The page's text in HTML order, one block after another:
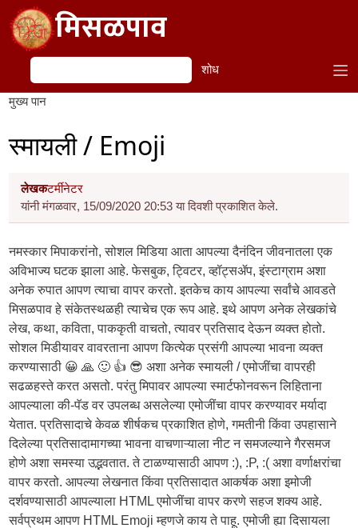
Skip to main contentमिसळपाव
शोध शोध
मुख्य पान
स्मायली / Emoji
लेखकटर्मीनेटर
यांनी मंगळवार, 15/09/2020 20:53 या दिवशी प्रकाशित केले.
नमस्कार मिपाकरांनो, सोशल मिडिया आता आपल्या दैनंदिन जीवनातला एक
अविभाज्य घटक झाला आहे. फेसबुक, ट्विटर, व्हॉट्सॲप, इंस्टाग्राम अशा
अनेक रुपात आपण त्याचा वापर करतो. इतकेच काय आपल्या सर्वांचे आवडते
मिसळपाव हे संकेतस्थळही त्याचेच एक रूप आहे. इथे आपण अनेक लेखकांचे
लेख, कथा, कविता, पाककृती वाचतो, त्यावर प्रतिसाद देऊन व्यक्त होतो.
सोशल मिडीयावर वावरताना आपण कित्येक प्रसंगी आपल्या भावना व्यक्त
करण्यासाठी 😀 🙏 🙂 👍 😎 अशा अनेक स्मायली / एमोजींचा वापरही
सढळहस्ते करत असतो. परंतु मिपावर आपल्या स्मार्टफोनवरून लिहिताना
आपल्याला की-पॅड वर उपलब्ध असलेल्या एमोजींचा वापर करण्यावर मर्यादा
येतात. प्रतिसादाचे केवळ शीर्षकच प्रकाशित होणे, गमतीनी किंवा उपहासाने
दिलेल्या प्रतिसादामागच्या भावना वाचणाऱ्याला नीट न समजल्याने गैरसमज
होणे अशा समस्या उद्भवतात. ते टाळण्यासाठी आपण :), :P, :( अशा वर्णाक्षरांचा
वापर करतो. आपल्या लेखनात किंवा प्रतिसादात आकर्षक अशा इमोजी
दर्शवण्यासाठी आपल्याला HTML एमोजींचा वापर करणे सहज शक्य आहे.
सर्वप्रथम आपण HTML Emoji म्हणजे काय ते पाहू. एमोजी ह्या दिसायला